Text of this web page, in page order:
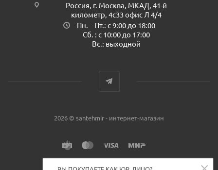
Россия, г. Москва, МКАД, 41-й
километр, 4с33 офис Л 4/4
Пн. – Пт.: с 9:00 до 18:00
Сб. : с 10:00 до 17:00
Вс.: выходной
2026 © santehmir - интернет-магазин